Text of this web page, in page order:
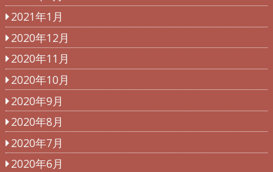
2021年1月
2020年12月
2020年11月
2020年10月
2020年9月
2020年8月
2020年7月
2020年6月